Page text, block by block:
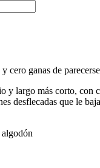
cero ganas de
y largo más corto, con
desflecadas que le